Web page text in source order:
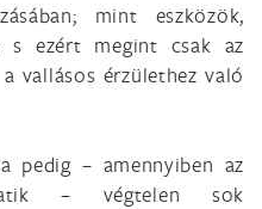
mint eszközök,
s ezért megint csak az
vallásos érzülethez való
pedig – amennyiben az
– végtelen sok